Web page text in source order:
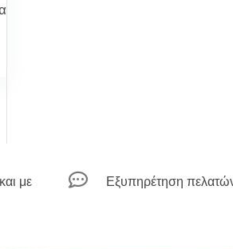
με
 Εξυπηρέτηση